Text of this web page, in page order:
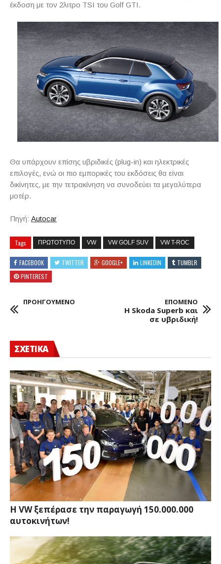
έκδοση με τον 2λιτρο TSI του Golf GTI.
Θα υπάρχουν επίσης υβριδικές (plug-in) και ηλεκτρικές
επιλογές, ενώ οι πιο εμπορικές του εκδόσεις θα είναι
δικίνητες, με την τετρακίνηση να συνοδεύει τα μεγαλύτερα
μοτέρ.
Πηγή: Autocar
Tags ΠΡΩΤΟΤΥΠΟ VW VW GOLF SUV VW T-ROC
FACEBOOK TWITTER GOOGLE+ LINKEDIN
TUMBLR
PINTEREST
ΠΡΟΗΓΟΥΜΕΝΟ ΕΠΟΜΕΝΟ
Η Skoda Superb και
σε υβριδική!
ΣΧΕΤΙΚΑ
Η VW ξεπέρασε την παραγωγή 150.000.000
αυτοκινήτων!